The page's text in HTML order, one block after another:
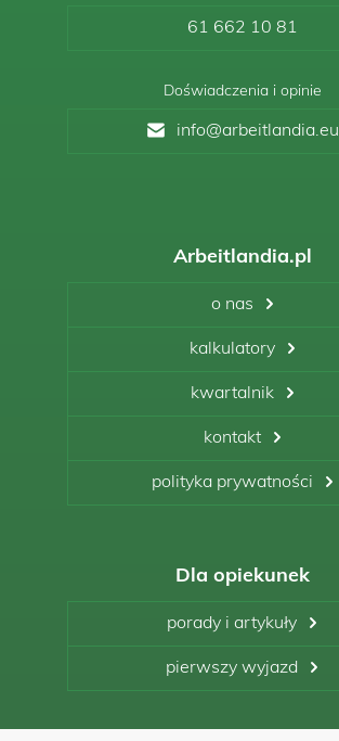
61 662 10 81
Doświadczenia i opinie
info@arbeitlandia.eu
Arbeitlandia.pl
o nas
kalkulatory
kwartalnik
kontakt
polityka prywatności
Dla opiekunek
porady i artykuły
pierwszy wyjazd